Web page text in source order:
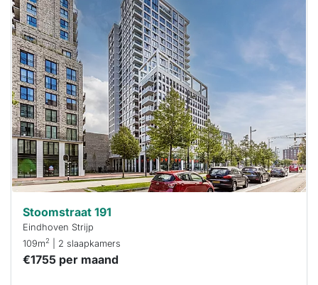
Deze woning
is
waarschijnlijk
al verhuurd
Om kans te
maken moet je
binnen 15
minuten
reageren.
Stekkies helpt
je hierbij!
Stoomstraat 191
Eindhoven Strijp
109m2 | 2 slaapkamers
€1755 per maand